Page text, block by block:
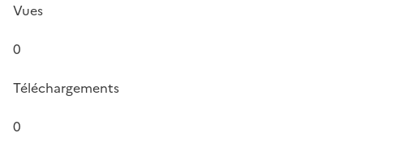
Vues
0
Téléchargements
0